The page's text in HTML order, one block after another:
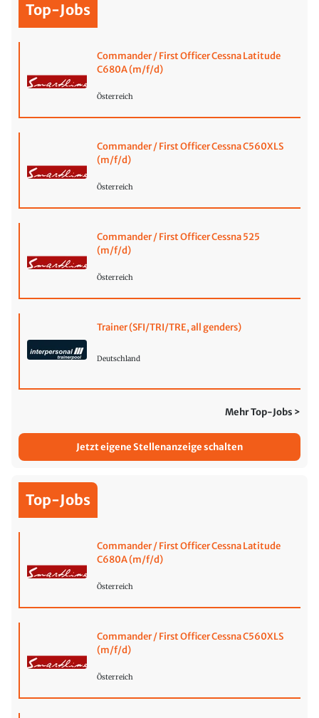
Top-Jobs
Commander / First Officer Cessna Latitude
C680A (m/f/d)
Österreich
Commander / First Officer Cessna C560XLS
(m/f/d)
Österreich
Commander / First Officer Cessna 525
(m/f/d)
Österreich
Trainer (SFI/TRI/TRE, all genders)
Deutschland
Mehr Top-Jobs >
Jetzt eigene Stellenanzeige schalten
Top-Jobs
Commander / First Officer Cessna Latitude
C680A (m/f/d)
Österreich
Commander / First Officer Cessna C560XLS
(m/f/d)
Österreich